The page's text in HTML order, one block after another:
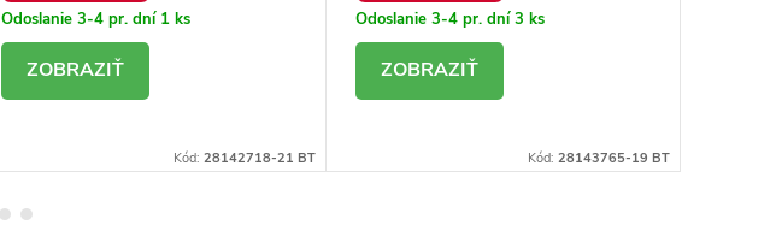
Odoslanie 3-4 pr. dní 1 ks
Kód: 28142718-21 BT
Odoslanie 3-4 pr. dní3 ks
Kód: 28143765-19 BT